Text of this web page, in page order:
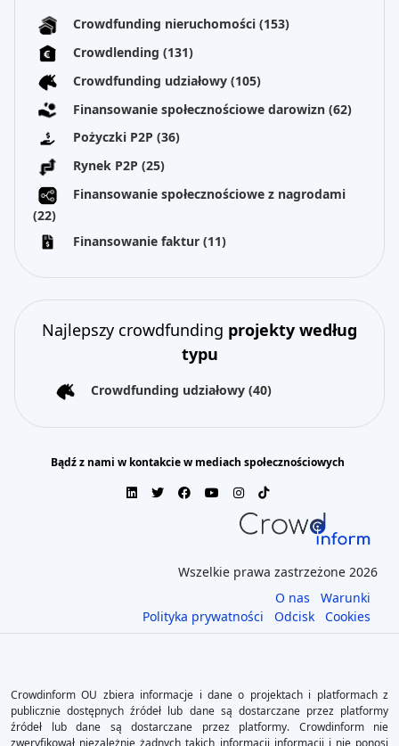
Crowdfunding nieruchomości (153)
Crowdlending (131)
Crowdfunding udziałowy (105)
Finansowanie społecznościowe darowizn (62)
Pożyczki P2P (36)
Rynek P2P (25)
Finansowanie społecznościowe z nagrodami
(22)
Finansowanie faktur (11)
Najlepszy crowdfunding projekty według
typu
Crowdfunding udziałowy (40)
Bądź z nami w kontakcie w mediach społecznościowych
Wszelkie prawa zastrzeżone 2026
O nas
Warunki
Polityka prywatności
Odcisk Cookies
Crowdinform OU zbiera informacje i dane o projektach i platformach z
publicznie dostępnych źródeł lub dane są dostarczane przez platformy
źródeł lub dane są dostarczane przez platformy. Crowdinform nie
zweryfikował niezależnie żadnych takich informacji informacji i nie ponosi